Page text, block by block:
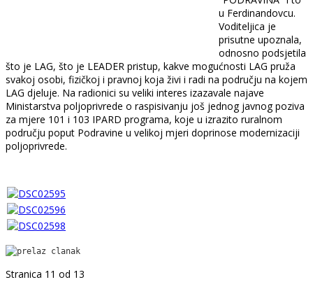
u Ferdinandovcu.
Voditeljica je
prisutne upoznala,
odnosno podsjetila
što je LAG, što je LEADER pristup, kakve mogućnosti LAG pruža
svakoj osobi, fizičkoj i pravnoj koja živi i radi na području na kojem
LAG djeluje. Na radionici su veliki interes izazavale najave
Ministarstva poljoprivrede o raspisivanju još jednog javnog poziva
za mjere 101 i 103 IPARD programa, koje u izrazito ruralnom
području poput Podravine u velikoj mjeri doprinose modernizaciji
poljoprivrede.
Stranica 11 od 13